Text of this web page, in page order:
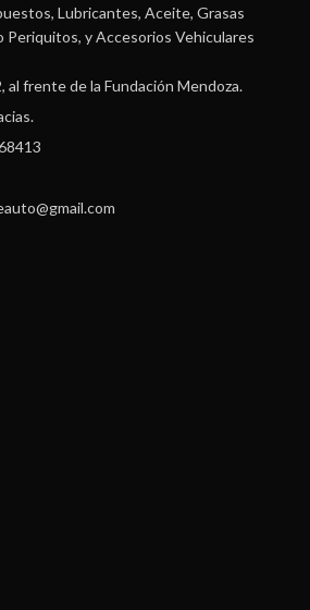
Lubricantes, Aceite, Grasas
y Accesorios Vehiculares
al frente de la Fundación Mendoza.